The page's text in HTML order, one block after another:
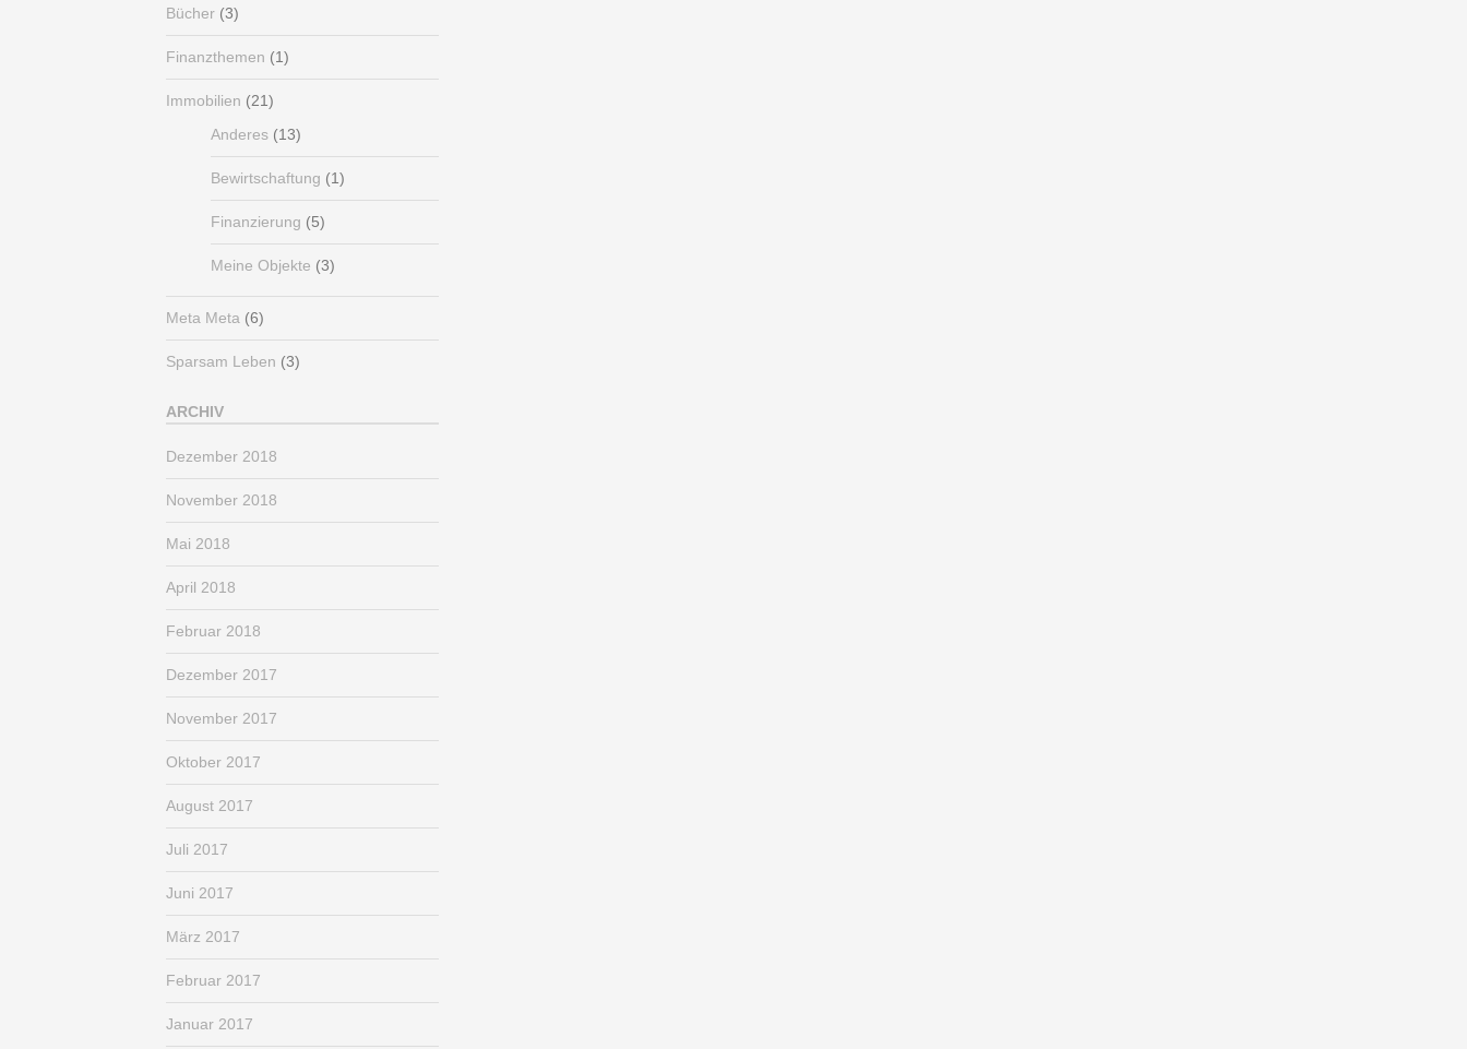
Bücher (3)
Finanzthemen (1)
Immobilien (21)
Anderes (13)
Bewirtschaftung (1)
Finanzierung (5)
Meine Objekte (3)
Meta Meta (6)
Sparsam Leben (3)
ARCHIV
Dezember 2018
November 2018
Mai 2018
April 2018
Februar 2018
Dezember 2017
November 2017
Oktober 2017
August 2017
Juli 2017
Juni 2017
März 2017
Februar 2017
Januar 2017